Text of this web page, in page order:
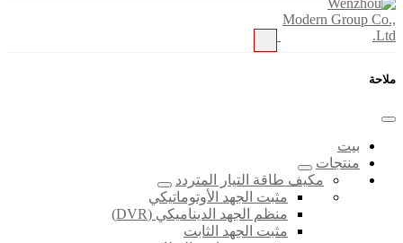
ملاحة
بيت
منتجات
مكيف طاقة التيار المتردد
مثبت الجهد الأوتوماتيكي
منظم الجهد الديناميكي (DVR)
مثبت الجهد الثابت